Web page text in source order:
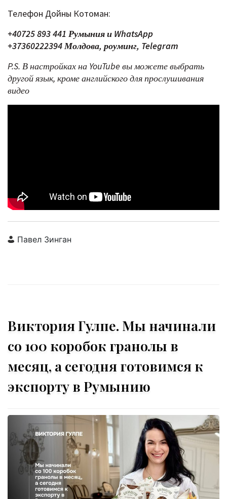
Телефон Дойны Котоман:
+40725 893 441 Румыния и WhatsApp
+37360222394 Молдова, роуминг, Telegram
P.S. В настройках на YouTube вы можете выбрать
другой язык, кроме английского для прослушивания
видео​
Павел Зинган
Виктория Гулпе. Мы начинали
со 100 коробок гранолы в
месяц, а сегодня готовимся к
экспорту в Румынию